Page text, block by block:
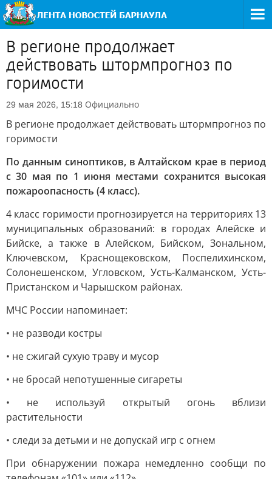
В регионе продолжает
действовать штормпрогноз по
горимости
29 мая 2026, 15:18 Официально
В регионе продолжает действовать штормпрогноз по
горимости
По данным синоптиков, в Алтайском крае в период
с 30 мая по 1 июня местами сохранится высокая
пожароопасность (4 класс).
4 класс горимости прогнозируется на территориях 13
муниципальных образований: в городах Алейске и
Бийске, а также в Алейском, Бийском, Зональном,
Ключевском, Краснощековском, Поспелихинском,
Солонешенском, Угловском, Усть-Калманском, Усть-
Пристанском и Чарышском районах.
МЧС России напоминает:
• не разводи костры
• не сжигай сухую траву и мусор
• не бросай непотушенные сигареты
• не используй открытый огонь вблизи
растительности
• следи за детьми и не допускай игр с огнем
При обнаружении пожара немедленно сообщи по